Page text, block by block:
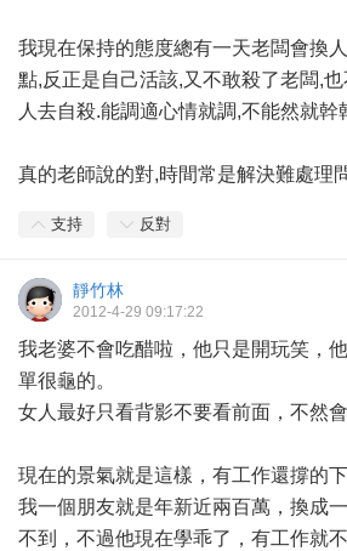
我現在保持的態度總有一天老闆會換
點,反正是自己活該,又不敢殺了老闆,
人去自殺.能調適心情就調,不能然就幹
真的老師說的對,時間常是解決難處理
支持 反對
靜竹林
2012-4-29 09:17:22
我老婆不會吃醋啦，他只是開玩笑，
單很龜的。
女人最好只看背影不要看前面，不然會
現在的景氣就是這樣，有工作還撐的
我一個朋友就是年新近兩百萬，換成
不到，不過他現在學乖了，有工作就不